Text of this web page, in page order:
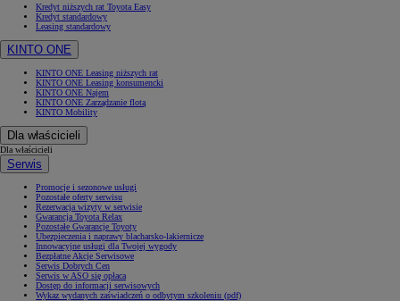
Kredyt niższych rat Toyota Easy
Kredyt standardowy
Leasing standardowy
KINTO ONE
KINTO ONE Leasing niższych rat
KINTO ONE Leasing konsumencki
KINTO ONE Najem
KINTO ONE Zarządzanie flotą
KINTO Mobility
Dla właścicieli
Dla właścicieli
Serwis
Promocje i sezonowe usługi
Pozostałe oferty serwisu
Rezerwacja wizyty w serwisie
Gwarancja Toyota Relax
Pozostałe Gwarancje Toyoty
Ubezpieczenia i naprawy blacharsko-lakiernicze
Innowacyjne usługi dla Twojej wygody
Bezpłatne Akcje Serwisowe
Serwis Dobrych Cen
Serwis w ASO się opłaca
Dostęp do informacji serwisowych
Wykaz wydanych zaświadczeń o odbytym szkoleniu (pdf)